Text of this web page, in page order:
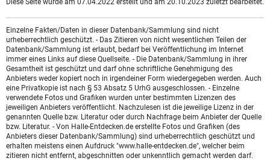
Diese Seite wurde am 07.04.2022 erstellt und am 20.10.2023 zuletzt bearbeitet.
Einzelne Fakten/Daten in dieser Datenbank/Sammlung sind nicht
urheberrechtlich geschützt. - Das Zitieren von nicht wesentlichen Teilen der
Datenbank/Sammlung ist erlaubt, bedarf bei Veröffentlichung im Internet
immer eines Links auf diese Quellseite. - Die Datenbank/Sammlung in ihrer
Gesamtheit ist geschützt und darf ohne schriftliche Genehmigung des
Anbieters weder kopiert noch in irgendeiner Form wiedergegeben werden. Auch
eine Privatkopie ist nach § 53 Absatz 5 UrhG ausgeschlossen. - Einzelne
verwendete Fotos und Grafiken wurden unter bestimmten Lizenzen des
jeweiligen Anbieters veröffentlicht. Nachzulesen ist die jeweilige Lizenz in der
genannten Quelle bzw. Literatur oder durch Nachfrage beim Anbieter der Quelle
bzw. Literatur. - Von Halle-Entdecken.de erstellte Fotos und Grafiken (des
Anbieters dieser Datenbank/Sammlung) sind urheberrechtlich geschützt und
erhalten meistens einen Aufdruck "www.halle-entdecken.de", welcher beim
zitieren nicht entfernt, abgeschnitten oder unkenntlich gemacht werden darf.